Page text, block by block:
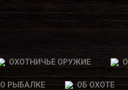
ОХОТНИЧЬЕ ОРУЖИЕ
О РЫБАЛКЕ ОБ ОХОТЕ